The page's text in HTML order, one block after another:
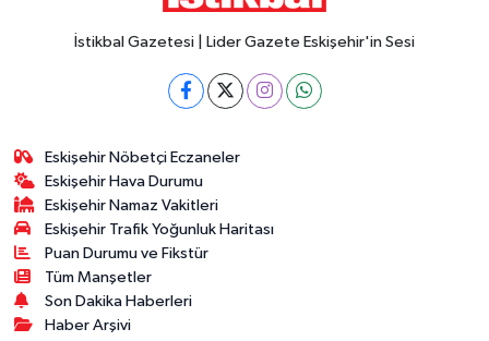
İstikbal Gazetesi | Lider Gazete Eskişehir'in Sesi
Eskişehir Nöbetçi Eczaneler
Eskişehir Hava Durumu
Eskişehir Namaz Vakitleri
Eskişehir Trafik Yoğunluk Haritası
Puan Durumu ve Fikstür
Tüm Manşetler
Son Dakika Haberleri
Haber Arşivi